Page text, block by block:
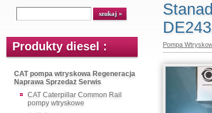
Produkty diesel :
CAT pompa wtryskowa Regeneracja
Naprawa Sprzedaż Serwis
CAT Caterpillar Common Rail
pompy wtryskowe
Pompa